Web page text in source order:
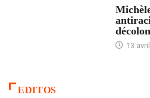
13
EDITOS